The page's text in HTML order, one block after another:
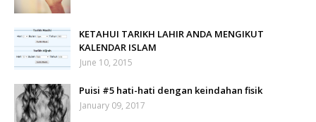
KETAHUI TARIKH LAHIR ANDA MENGIKUT
KALENDAR ISLAM
June 10, 2015
Puisi #5 hati-hati dengan keindahan fisik
January 09, 2017